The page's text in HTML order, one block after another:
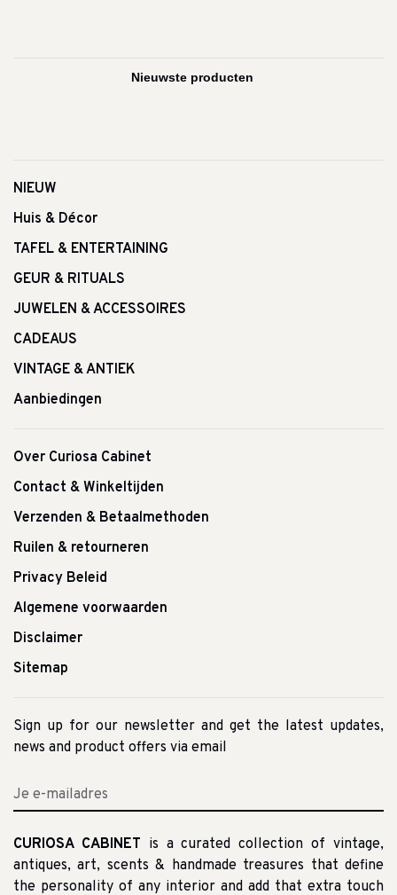
NIEUW
Huis & Décor
TAFEL & ENTERTAINING
GEUR & RITUALS
JUWELEN & ACCESSOIRES
CADEAUS
VINTAGE & ANTIEK
Aanbiedingen
Over Curiosa Cabinet
Contact & Winkeltijden
Verzenden & Betaalmethoden
Ruilen & retourneren
Privacy Beleid
Algemene voorwaarden
Disclaimer
Sitemap
Sign up for our newsletter and get the latest updates,
news and product offers via email
CURIOSA CABINET is a curated collection of vintage,
antiques, art, scents & handmade treasures that define
the personality of any interior and add that extra touch